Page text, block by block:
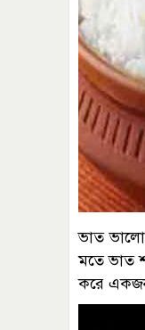
ভাত
মতে ভাত
করে একজন